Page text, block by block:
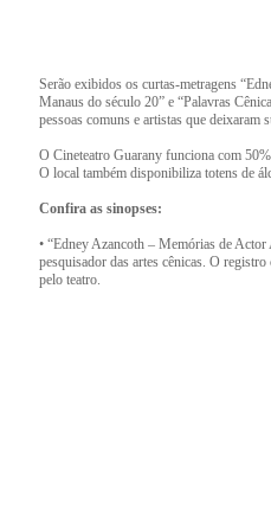
Serão exibidos os curtas-metragens
Manaus do século 20” e “Palavras
pessoas comuns e artistas que deixaram
O Cineteatro Guarany funciona com
O local também disponibiliza totens de
Confira as sinopses:
• “Edney Azancoth – Memórias de
pesquisador das artes cênicas. O
pelo teatro.